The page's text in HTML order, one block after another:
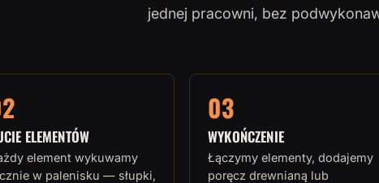
jednej pracowni, bez
ELEMENTÓW
element wykuwamy
w palenisku — słupki,
03
WYKOŃCZENIE
Łączymy elementy, dodajemy
poręcz drewnianą lub